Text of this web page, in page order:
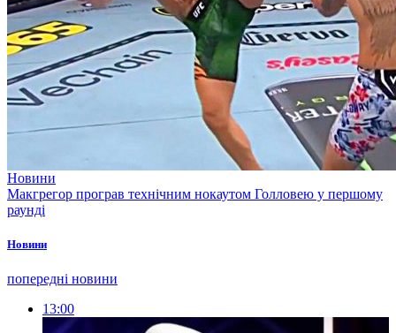
Новини
Макгрегор програв технічним нокаутом Голловею у першому
раунді
Новини
попередні новини
13:00